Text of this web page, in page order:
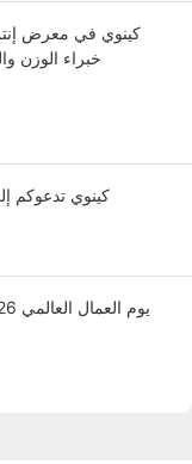
خبراء الوزن
كينوي تدعوكم